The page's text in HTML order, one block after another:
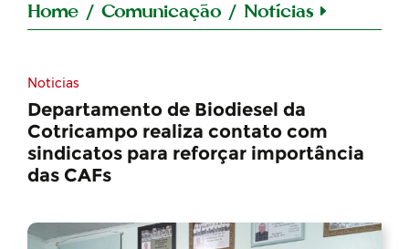
Home / Comunicação / Notícias
Noticias
Departamento de Biodiesel da
Cotricampo realiza contato com
sindicatos para reforçar importância
das CAFs